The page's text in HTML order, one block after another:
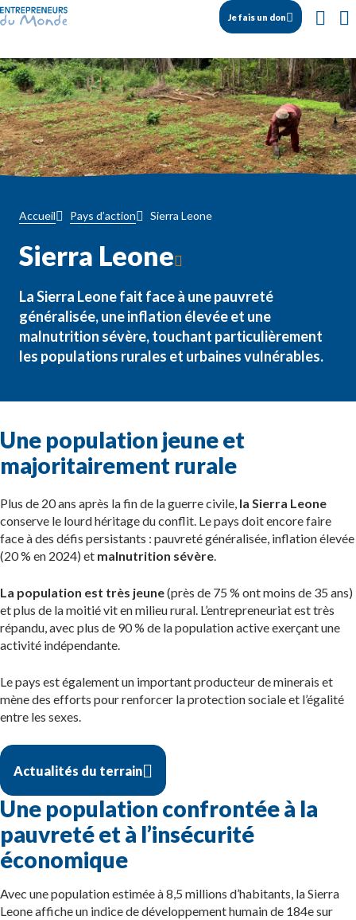
Je fais un don
Accueil Pays d’action Sierra Leone
Sierra Leone
La Sierra Leone fait face à une pauvreté
généralisée, une inflation élevée et une
malnutrition sévère, touchant particulièrement
les populations rurales et urbaines vulnérables.
Une population jeune et
majoritairement rurale
Plus de 20 ans après la fin de la guerre civile, la Sierra Leone
conserve le lourd héritage du conflit. Le pays doit encore faire
face à des défis persistants : pauvreté généralisée, inflation élevée
(20 % en 2024) et malnutrition sévère.
La population est très jeune(près de 75 % ont moins de 35 ans)
et plus de la moitié vit en milieu rural. L’entrepreneuriat est très
répandu, avec plus de 90 % de la population active exerçant une
activité indépendante.
Le pays est également un important producteur de minerais et
mène des efforts pour renforcer la protection sociale et l’égalité
entre les sexes.
Actualités du terrain
Une population confrontée à la
pauvreté et à l’insécurité
économique
Avec une population estimée à 8,5 millions d’habitants, la Sierra
Leone affiche un indice de développement humain de 184e sur